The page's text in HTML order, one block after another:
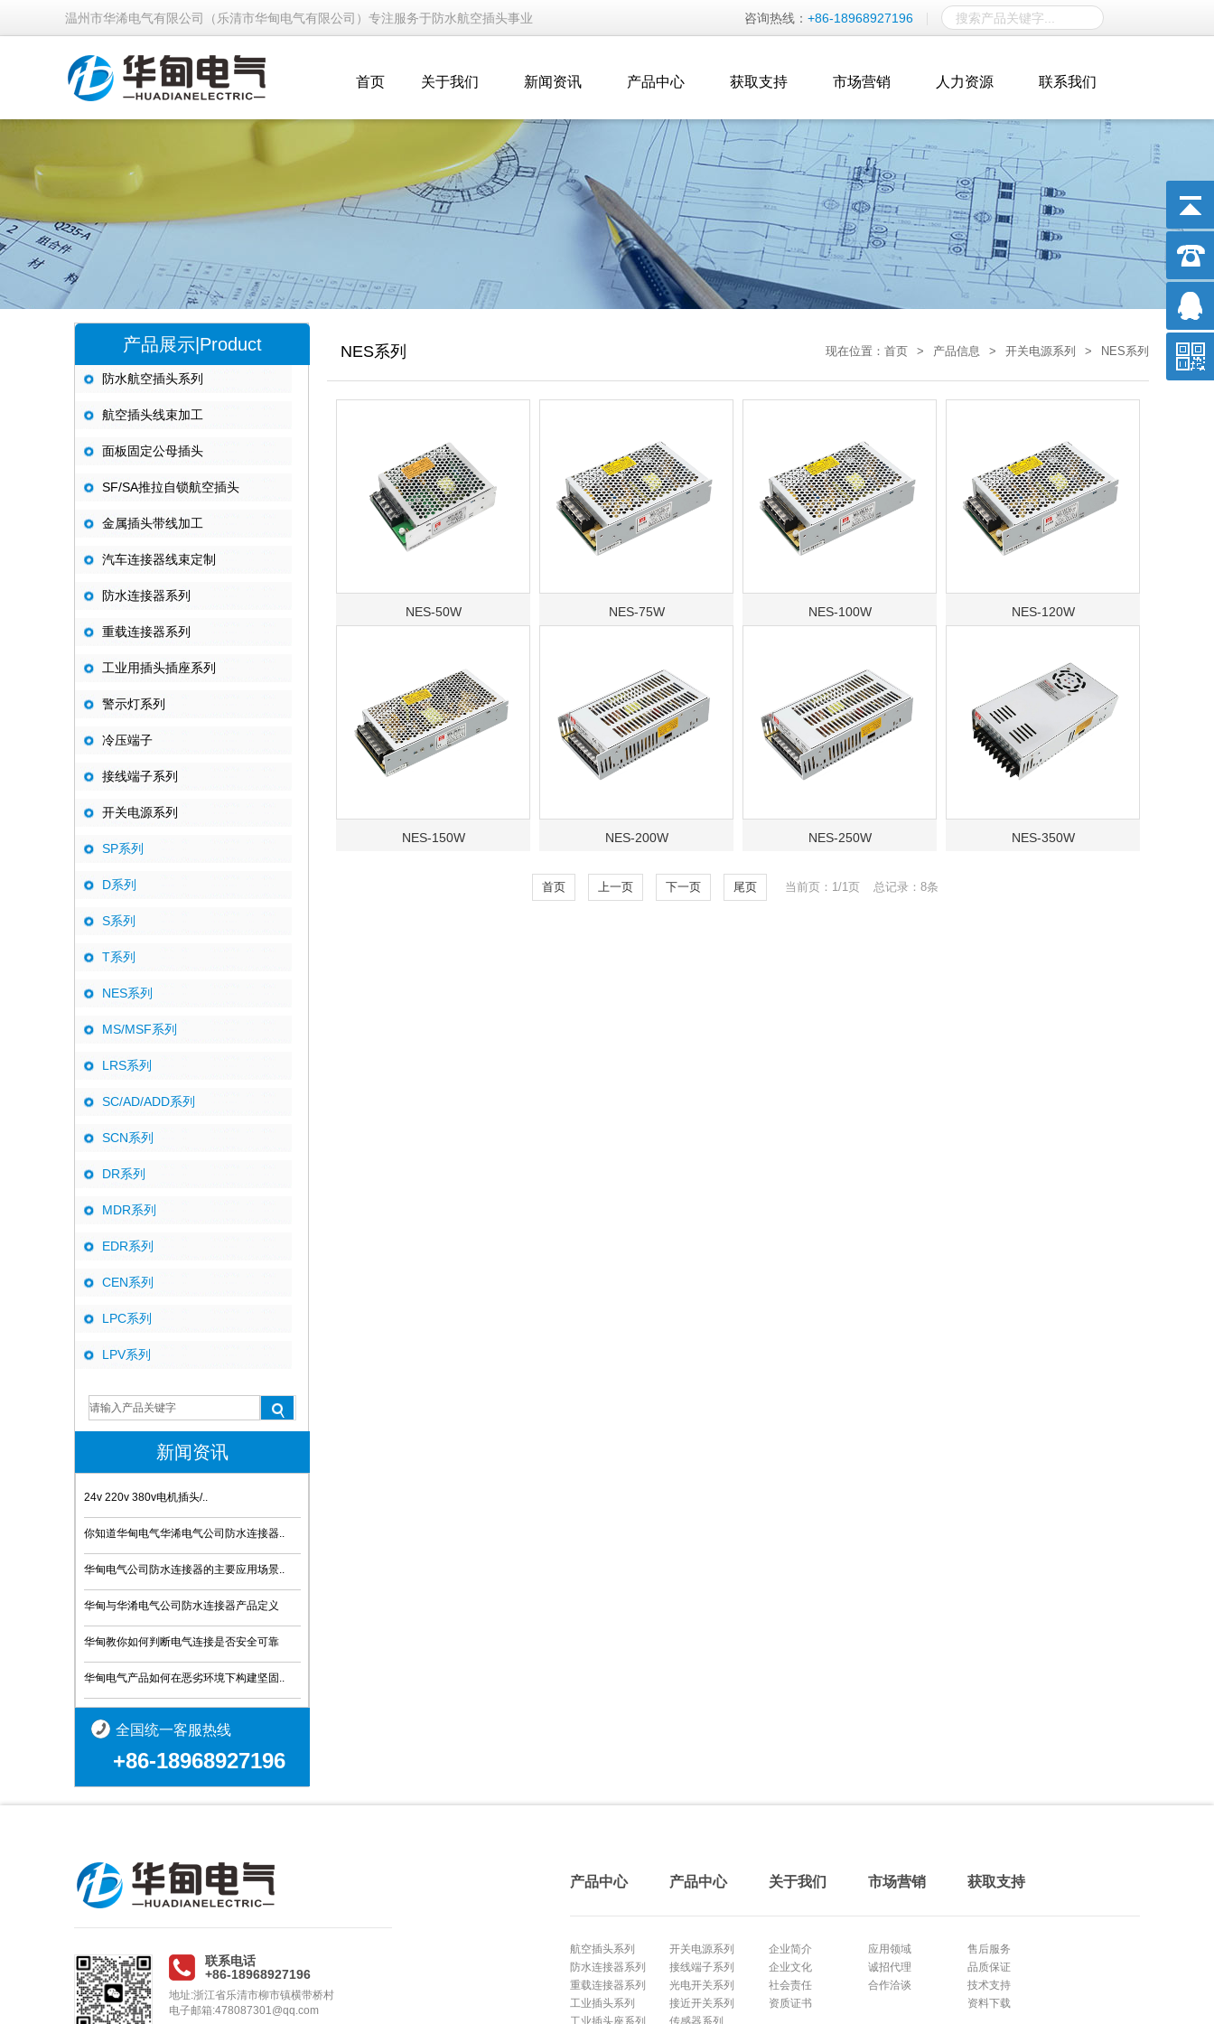
温州市华浠电气有限公司（乐清市华甸电气有限公司）专注服务于防水航空插头事业 咨询热线： +86-18968927196
首页 关于我们 新闻资讯 产品中心 获取支持 市场营销 人力资源 联系我们
产品展示|Product
防水航空插头系列
航空插头线束加工
面板固定公母插头
SF/SA推拉自锁航空插头
金属插头带线加工
汽车连接器线束定制
防水连接器系列
重载连接器系列
工业用插头插座系列
警示灯系列
冷压端子
接线端子系列
开关电源系列
SP系列
D系列
S系列
T系列
NES系列
MS/MSF系列
LRS系列
SC/AD/ADD系列
SCN系列
DR系列
MDR系列
EDR系列
CEN系列
LPC系列
LPV系列
新闻资讯
24v 220v 380v电机插头/..
你知道华甸电气华浠电气公司防水连接器..
华甸电气公司防水连接器的主要应用场景..
华甸与华淆电气公司防水连接器产品定义
华甸教你如何判断电气连接是否安全可靠
华甸电气产品如何在恶劣环境下构建坚固..
全国统一客服热线
+86-18968927196
NES系列 现在位置： 首页 > 产品信息 > 开关电源系列 > NES系列
NES-50W NES-75W NES-100W NES-120W
NES-150W NES-200W NES-250W NES-350W
首页 上一页 下一页 尾页 当前页：1/1页 总记录：8条
联系电话
+86-18968927196
地址:浙江省乐清市柳市镇横带桥村
电子邮箱:478087301@qq.com
产品中心 产品中心 关于我们 市场营销 获取支持
航空插头系列
防水连接器系列
重载连接器系列
工业插头系列
工业插头座系列
开关电源系列
接线端子系列
光电开关系列
接近开关系列
传感器系列
企业简介
企业文化
社会责任
资质证书
应用领域
诚招代理
合作洽谈
售后服务
品质保证
技术支持
资料下载